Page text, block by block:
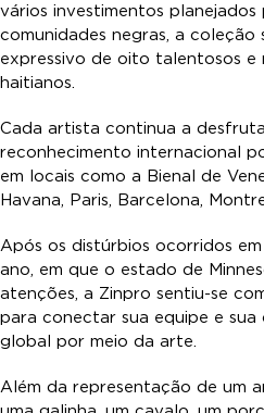
vários investimentos
comunidades negras, a
expressivo de oito talentosos e
haitianos.
Cada artista continua a
reconhecimento internacional
em locais como a Bienal de
Havana, Paris, Barcelona,
Após os distúrbios ocorridos
ano, em que o estado de
atenções, a Zinpro sentiu-se
para conectar sua equipe e
global por meio da arte.
Além da representação de um